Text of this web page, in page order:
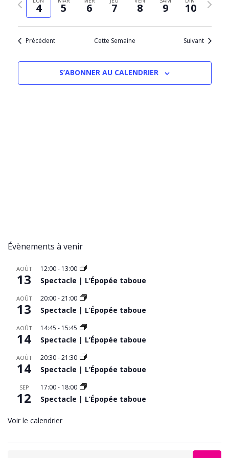
date
4 5 6 7 8 9 10
précédente
Précédent Cette Semaine Suivant
S’ABONNER AU CALENDRIER
Évènements à venir
AOÛT
13
12:00- 13:00
Spectacle | L’Épopée taboue
AOÛT
13
20:00-21:00
Spectacle | L’Épopée taboue
AOÛT
14
14:45 - 15:45
Spectacle | L’Épopée taboue
AOÛT
14
20:30-21:30
Spectacle | L’Épopée taboue
SEP
12
17:00- 18:00
Spectacle | L’Épopée taboue
Voir le calendrier